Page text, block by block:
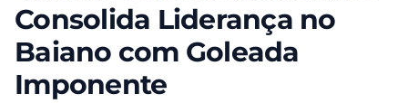
Consolida Liderança no
Baiano com Goleada
Imponente